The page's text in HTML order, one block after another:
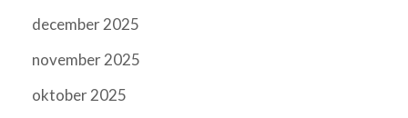
december 2025
november 2025
oktober 2025